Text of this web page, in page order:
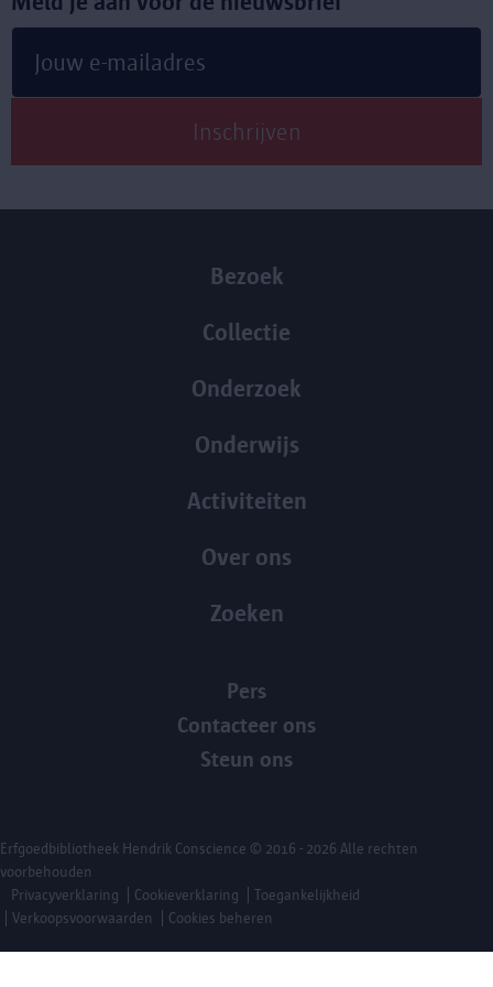
Bezoek
Collectie
Onderzoek
Onderwijs
Activiteiten
Over ons
Zoeken
Pers
Contacteer ons
Steun ons
Erfgoedbibliotheek Hendrik Conscience © 2016 - 2026 Alle rechten
voorbehouden
Privacyverklaring
Cookieverklaring
Toegankelijkheid
Verkoopsvoorwaarden
Cookies beheren